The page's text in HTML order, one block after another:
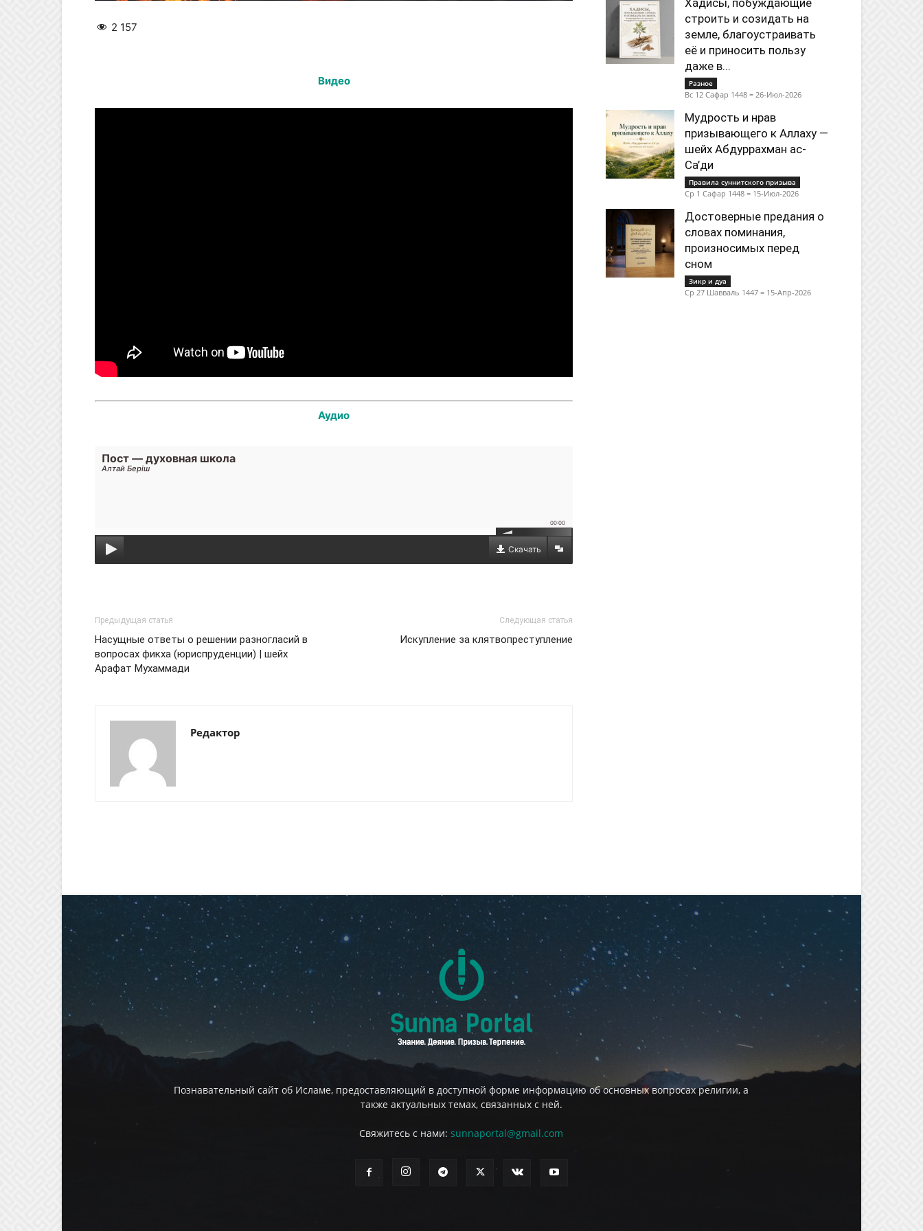
2 157
Видео
Аудио
Пост — духовная школа
Алтай Берiш
00:00
Скачать
Предыдущая статья
Насущные ответы о решении разногласий в
вопросах фикха (юриспруденции) | шейх
Арафат Мухаммади
Следующая статья
Искупление за клятвопреступление
Редактор
Хадисы, побуждающие
строить и созидать на
земле, благоустраивать
её и приносить пользу
даже в...
Разное
Вс 12 Сафар 1448 = 26-Июл-2026
Мудрость и нрав
призывающего к Аллаху —
шейх Абдуррахман ас-
Са’ди
Правила суннитского призыва
Ср 1 Сафар 1448 = 15-Июл-2026
Достоверные предания о
словах поминания,
произносимых перед
сном
Зикр и дуа
Ср 27 Шавваль 1447 = 15-Апр-2026
Познавательный сайт об Исламе, предоставляющий в доступной форме информацию об основных вопросах религии, а
также актуальных темах, связанных с ней.
Свяжитесь с нами:sunnaportal@gmail.com